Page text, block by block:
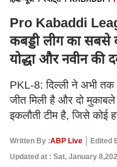
Pro Kabaddi
कबड्डी लीग का सबसे
योद्धा और नवीन की
PKL-8: दिल्ली ने अभी
जीत मिली है और दो
इकलौती टीम है, जिसे कोई
Written By :ABP Live
Edited
Updated at : Sat, January